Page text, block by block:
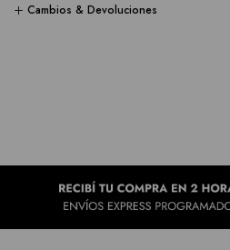
Cambios & Devoluciones